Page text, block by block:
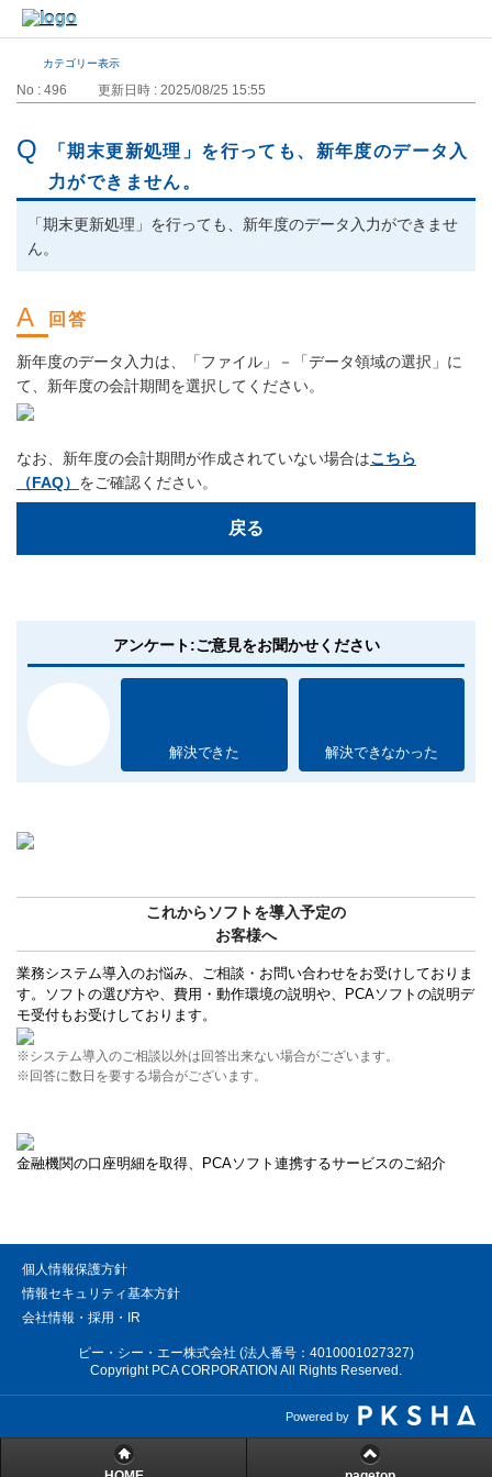
カテゴリー表示
No : 496 更新日時 : 2025/08/25 15:55
「期末更新処理」を行っても、新年度のデータ入
力ができません。
「期末更新処理」を行っても、新年度のデータ入力ができませ
ん。
新年度のデータ入力は、「ファイル」－「データ領域の選択」に
て、新年度の会計期間を選択してください。
なお、新年度の会計期間が作成されていない場合はこちら
（FAQ） をご確認ください。
戻る
アンケート:ご意見をお聞かせください
解決できた 解決できなかった
これからソフトを導入予定の
お客様へ
業務システム導入のお悩み、ご相談・お問い合わせをお受けしておりま
す。ソフトの選び方や、費用・動作環境の説明や、PCAソフトの説明デ
モ受付もお受けしております。
※システム導入のご相談以外は回答出来ない場合がございます。
※回答に数日を要する場合がございます。
金融機関の口座明細を取得、PCAソフト連携するサービスのご紹介
個人情報保護方針
情報セキュリティ基本方針
会社情報・採用・IR
ピー・シー・エー株式会社 (法人番号：4010001027327)
Copyright PCA CORPORATION All Rights Reserved.
Powered by